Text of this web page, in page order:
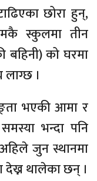
छोरा हुन्,
स्कुलमा तीन
बहिनी) को घरमा
।
भएकी आमा र
भन्दा पनि
जुन स्थानमा
थालेका छन् ।